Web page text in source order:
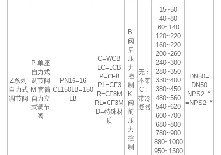
Z系列
自力式
调节阀
P:单座
自力式
调节阀
M:套筒
自力立
式调节
阀
PN16=16
CL150LB=150
LB
C=WCB
LC=LCB
P=CF8
PL=CF3
R=CF8M
RL=CF3M
D=特殊材
质
B:
阀
后
压
力
控
制
K:
阀
前
压
力
控
制
无：
不带
C：
带冷
凝器
15~50
40~80
60~140
120~220
160~220
200~260
240~300
280~350
330~400
380~450
480~560
540~620
600~700
680~800
780~900
880~1000
950~1500
DN50=
DN50
NPS2〞
=NPS2〞